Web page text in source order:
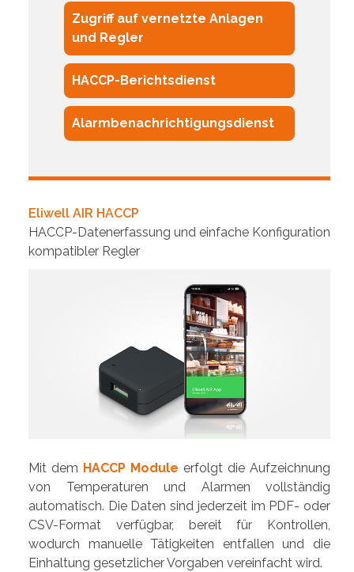
Zugriff auf vernetzte Anlagen
und Regler
HACCP-Berichtsdienst
Alarmbenachrichtigungsdienst
Eliwell AIR HACCP
HACCP-Datenerfassung und einfache Konfiguration
kompatibler Regler
Mit dem HACCP Module erfolgt die Aufzeichnung
von Temperaturen und Alarmen vollständig
automatisch. Die Daten sind jederzeit im PDF- oder
CSV-Format verfügbar, bereit für Kontrollen,
wodurch manuelle Tätigkeiten entfallen und die
Einhaltung gesetzlicher Vorgaben vereinfacht wird.